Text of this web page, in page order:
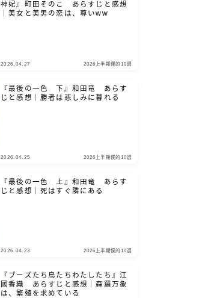
神妃』町田そのこ あらすじと感想
｜美女と美男の恋は、尊いww
2026.04.27 2026上半期僕的10選
『最後の一色 下』和田竜 あらす
じと感想｜勝者は悲しみに暮れる
2026.04.25 2026上半期僕的10選
『最後の一色 上』和田竜 あらす
じと感想｜死はすぐ隣にある
2026.04.23 2026上半期僕的10選
『ブーズたち鳥たちわたしたち』江
國香織 あらすじと感想｜森羅万象
は、繁殖を求めている